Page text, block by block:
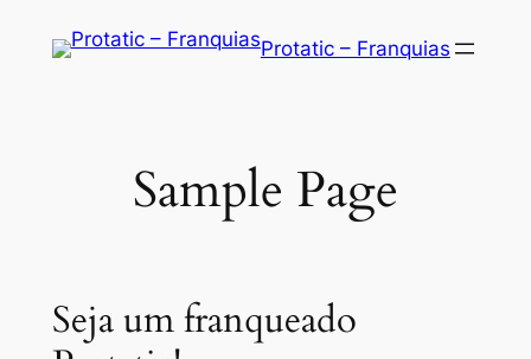
Protatic – Franquias
Sample Page
Seja um franqueado